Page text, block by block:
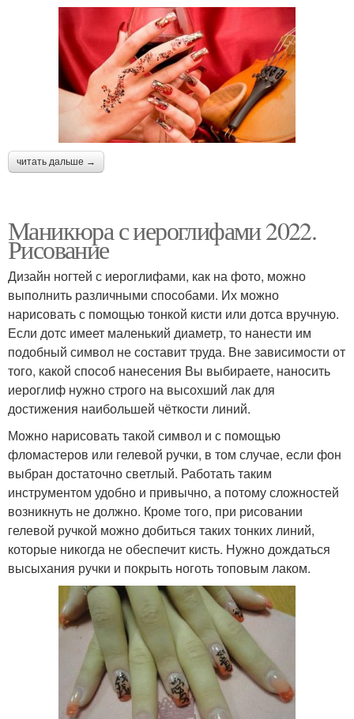
читать дальше →
Маникюра с иероглифами 2022.
Рисование
Дизайн ногтей с иероглифами, как на фото, можно
выполнить различными способами. Их можно
нарисовать с помощью тонкой кисти или дотса вручную.
Если дотс имеет маленький диаметр, то нанести им
подобный символ не составит труда. Вне зависимости от
того, какой способ нанесения Вы выбираете, наносить
иероглиф нужно строго на высохший лак для
достижения наибольшей чёткости линий.
Можно нарисовать такой символ и с помощью
фломастеров или гелевой ручки, в том случае, если фон
выбран достаточно светлый. Работать таким
инструментом удобно и привычно, а потому сложностей
возникнуть не должно. Кроме того, при рисовании
гелевой ручкой можно добиться таких тонких линий,
которые никогда не обеспечит кисть. Нужно дождаться
высыхания ручки и покрыть ноготь топовым лаком.